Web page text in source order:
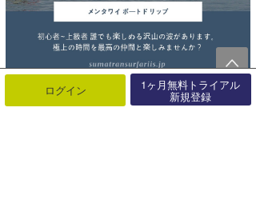
ログイン 1ヶ月無料トライアル
新規登録